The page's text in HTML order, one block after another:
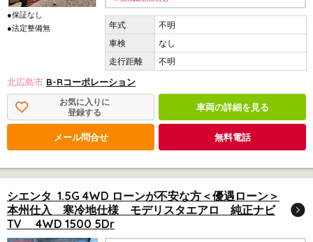
●保証なし
●法定整備無
不明
なし
不明
北広島市 B-Rコーポレーション
お気に入りに
登録する
車両の詳細を見る
メール問合せ 無料電話
シエンタ 1.5G 4WD ローンが不安な方＜優遇ローン＞
本州仕入 寒冷地仕様 モデリスタエアロ 純正ナビ
TV 4WD 1500 5Dr